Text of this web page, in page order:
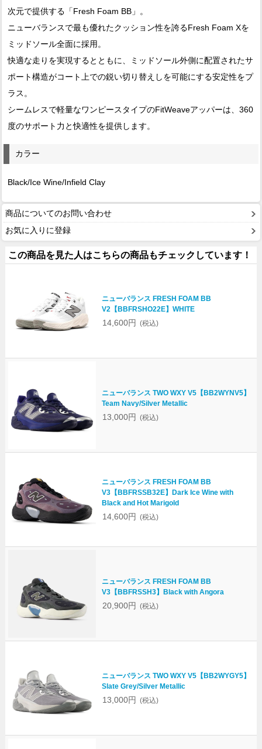
次元で提供する「Fresh Foam BB」。
ニューバランスで最も優れたクッション性を誇るFresh Foam Xを
ミッドソール全面に採用。
快適な走りを実現するとともに、ミッドソール外側に配置されたサ
ポート構造がコート上での鋭い切り替えしを可能にする安定性をプ
ラス。
シームレスで軽量なワンピースタイプのFitWeaveアッパーは、360
度のサポート力と快適性を提供します。
カラー
Black/Ice Wine/Infield Clay
商品についてのお問い合わせ
お気に入りに登録
この商品を見た人はこちらの商品もチェックしています！
ニューバランス FRESH FOAM BB
V2【BBFRSHO22E】WHITE
14,600円 (税込)
ニューバランス TWO WXY V5【BB2WYNV5】
Team Navy/Silver Metallic
13,000円 (税込)
ニューバランス FRESH FOAM BB
V3【BBFRSSB32E】Dark Ice Wine with
Black and Hot Marigold
14,600円 (税込)
ニューバランス FRESH FOAM BB
V3【BBFRSSH3】Black with Angora
20,900円 (税込)
ニューバランス TWO WXY V5【BB2WYGY5】
Slate Grey/Silver Metallic
13,000円 (税込)